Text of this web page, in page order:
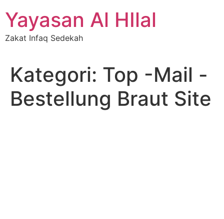
to
content
Yayasan Al HIlal
Zakat Infaq Sedekah
Kategori: Top -Mail -
Bestellung Braut Site